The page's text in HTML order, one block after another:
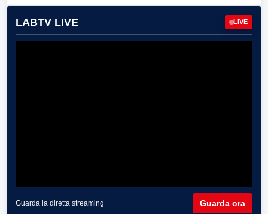
LABTV LIVE LIVE
Guarda la diretta streaming Guarda ora